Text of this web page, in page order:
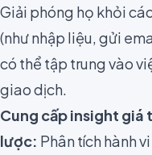
Giải phóng họ khỏi
(như nhập liệu, gửi
có thể tập trung vào
giao dịch.
Cung cấp insight giá
lược: Phân tích hành